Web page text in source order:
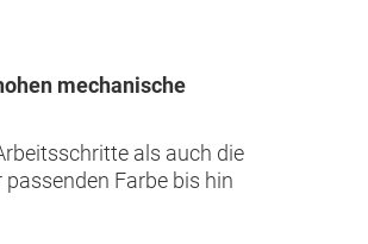
mechanische
als auch die
passenden Farbe bis hin